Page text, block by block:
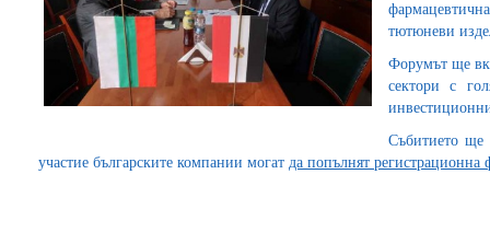
тютюневи
Форумът ще
сектори с
Събитието ще
участие българските компании могат да попълнят регистрационна